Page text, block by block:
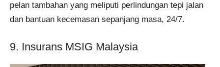
pelan tambahan yang meliputi perlindungan tepi jalan
dan bantuan kecemasan sepanjang masa, 24/7.
9. Insurans MSIG Malaysia